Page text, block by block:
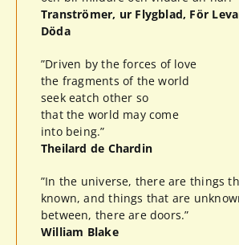
Tranströmer, ur Flygblad, För
Döda
”Driven by the forces of love
the fragments of the world
seek eatch other so
that the world may come
into being.”
Theilard de Chardin
”In the universe, there are things
known, and things that are
between, there are doors.”
William Blake